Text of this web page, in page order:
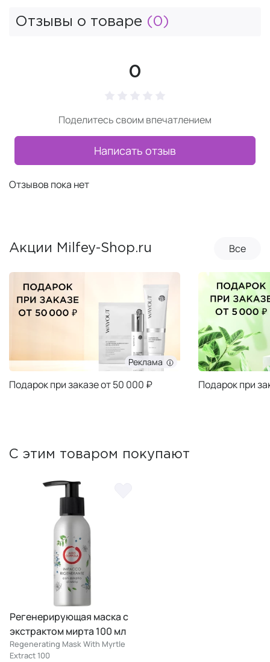
Отзывы о товаре (0)
0
Поделитесь своим впечатлением
Написать отзыв
Отзывов пока нет
Акции Milfey-Shop.ru Все
Реклама
Подарок при заказе от 50 000 ₽ Подарок при
С этим товаром покупают
Регенерирующая маска с
экстрактом мирта 100 мл
Regenerating Mask With Myrtle
Extract 100